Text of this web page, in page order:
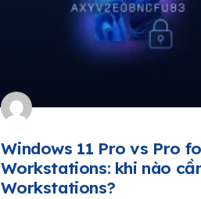
Windows 11 Pro vs Pro
Workstations: khi nào
Workstations?